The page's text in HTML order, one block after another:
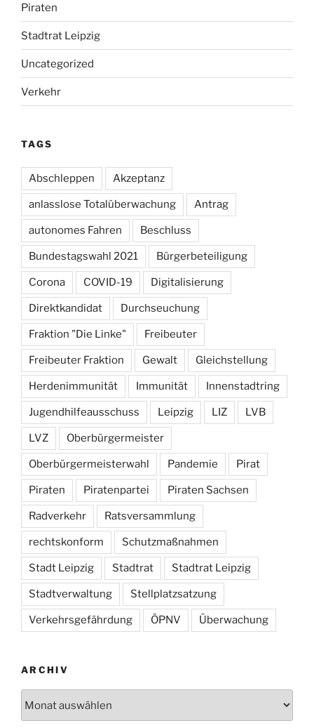
Piraten
Stadtrat Leipzig
Uncategorized
Verkehr
TAGS
Abschleppen Akzeptanz
anlasslose Totalüberwachung Antrag
autonomes Fahren Beschluss
Bundestagswahl 2021 Bürgerbeteiligung
Corona COVID-19 Digitalisierung
Direktkandidat Durchseuchung
Fraktion "Die Linke" Freibeuter
Freibeuter Fraktion Gewalt Gleichstellung
Herdenimmunität Immunität Innenstadtring
Jugendhilfeausschuss Leipzig LIZ LVB
LVZ Oberbürgermeister
Oberbürgermeisterwahl Pandemie Pirat
Piraten Piratenpartei Piraten Sachsen
Radverkehr Ratsversammlung
rechtskonform Schutzmaßnahmen
Stadt Leipzig Stadtrat Stadtrat Leipzig
Stadtverwaltung Stellplatzsatzung
Verkehrsgefährdung ÖPNV Überwachung
ARCHIV